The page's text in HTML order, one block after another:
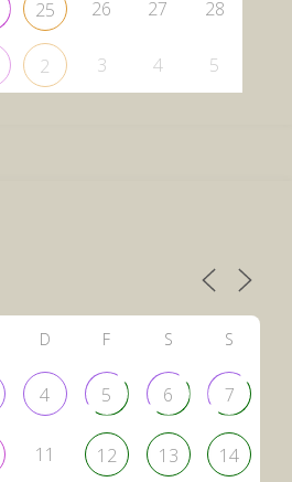
25 26 27 28
2 3 4 5
D F S S
4 5 6 7
11 12 13 14